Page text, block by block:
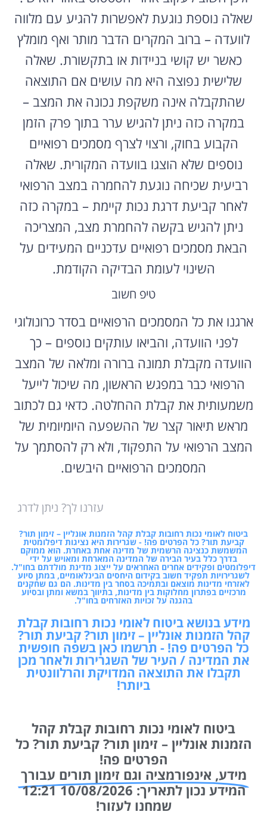
שאלה נוספת נוגעת לאפשרות להגיע עם מלווה
לוועדה – ברוב המקרים הדבר מותר ואף מומלץ
כאשר יש קושי בניידות או בתקשורת. שאלה
שלישית נפוצה היא מה עושים אם התוצאה
שהתקבלה אינה משקפת נכונה את המצב –
במקרה כזה ניתן להגיש ערר בתוך פרק הזמן
הקבוע בחוק, ורצוי לצרף מסמכים רפואיים
נוספים שלא הוצגו בוועדה המקורית. שאלה
רביעית שכיחה נוגעת להחמרה במצב הרפואי
לאחר קביעת דרגת נכות קיימת – במקרה כזה
ניתן להגיש בקשה להחמרת מצב, המצריכה
הבאת מסמכים רפואיים עדכניים המעידים על
השינוי לעומת הבדיקה הקודמת.
טיפ חשוב
ארגנו את כל המסמכים הרפואיים בסדר כרונולוגי
לפני הוועדה, והביאו עותקים נוספים – כך
הוועדה מקבלת תמונה ברורה ומלאה של המצב
הרפואי כבר במפגש הראשון, מה שיכול לייעל
משמעותית את קבלת ההחלטה. כדאי גם לכתוב
מראש תיאור קצר של ההשפעה היומיומית של
המצב הרפואי על התפקוד, ולא רק להסתמך על
המסמכים הרפואיים היבשים.
עזרנו לך? ניתן לדרג
ביטוח לאומי נכות רחובות קבלת קהל הזמנות אונליין – זימון תור?
קביעת תור? כל הפרטים פה! - שגרירות היא נציגות דיפלומטית
המשמשת כנציגה הרשמית של מדינה אחת באחרת. הוא ממוקם
בדרך כלל בעיר הבירה של המדינה המארחת ומאויש על ידי
דיפלומטים ופקידים אחרים האחראים על ייצוג מדינת מולדתם בחו"ל.
לשגרירויות תפקיד חשוב בקידום היחסים הבינלאומיים, במתן סיוע
לאזרחי מדינות מוצאם ובתמיכה בסחר בין מדינות. הם גם שחקנים
מרכזיים בפתרון מחלוקות בין מדינות, בתיווך במשא ומתן ובסיוע
בהגנה על זכויות האזרחים בחו"ל.
מידע בנושא ביטוח לאומי נכות רחובות קבלת
קהל הזמנות אונליין – זימון תור? קביעת תור?
כל הפרטים פה! - תרשמו כאן בשפה חופשית
את המדינה / העיר של השגרירות ולאחר מכן
תקבלו את התוצאה המדויקת והרלוונטית
ביותר!
ביטוח לאומי נכות רחובות קבלת קהל
הזמנות אונליין – זימון תור? קביעת תור? כל
הפרטים פה!
מידע, אינפורמציה וגם זימון תורים עבורך
המידע נכון לתאריך: 10/08/2026 12:21
שמחנו לעזור!